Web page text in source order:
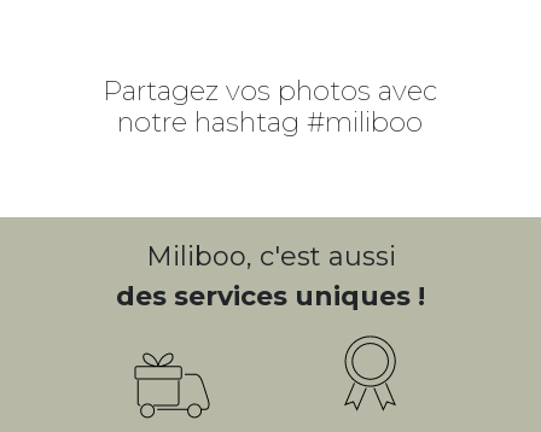
Partagez vos photos avec
notre hashtag #miliboo
Miliboo, c'est aussi
des services uniques !